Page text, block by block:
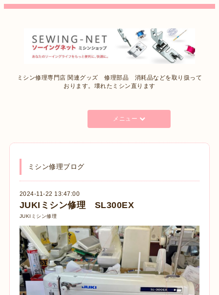
ミシン修理専門店 関連グッズ 修理部品 消耗品などを取り扱って
おります。壊れたミシン直ります
メニュー
ミシン修理ブログ
2024-11-22 13:47:00
JUKIミシン修理 SL300EX
JUKIミシン修理